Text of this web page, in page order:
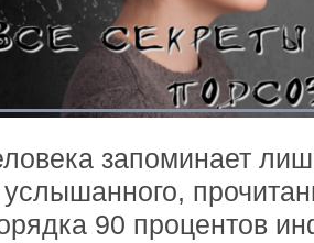
запоминает
90 процентов